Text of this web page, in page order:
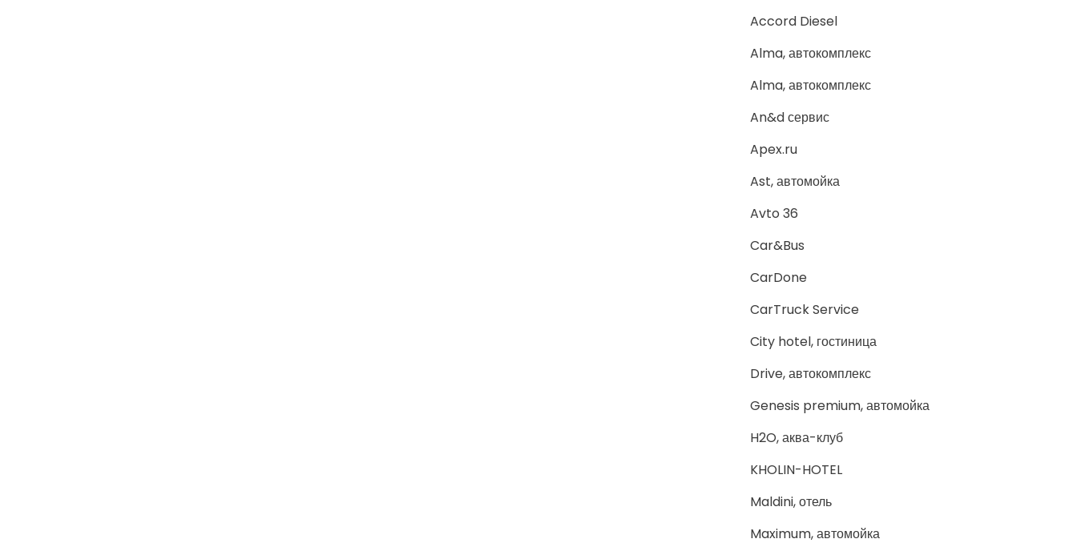
Accord Diesel
Alma, автокомплекс
Alma, автокомплекс
An&d сервис
Apex.ru
Ast, автомойка
Avto 36
Car&Bus
CarDone
CarTruck Service
City hotel, гостиница
Drive, автокомплекс
Genesis premium, автомойка
H2O, аква-клуб
KHOLIN-HOTEL
Maldini, отель
Maximum, автомойка